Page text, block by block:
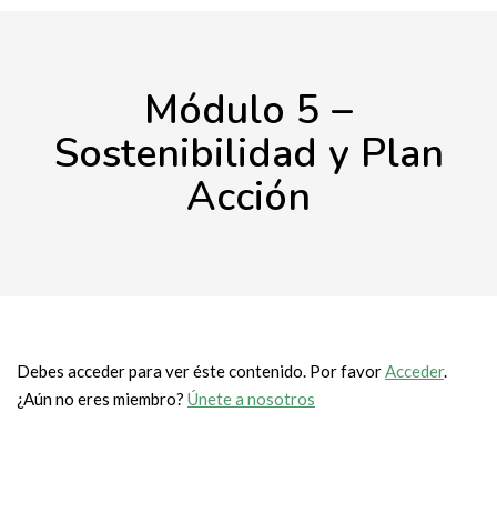
Módulo 5 –
Sostenibilidad y Plan
Acción
Debes acceder para ver éste contenido. Por favorAcceder.
¿Aún no eres miembro? Únete a nosotros